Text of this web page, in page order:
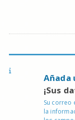
Añada
¡Sus
Su correo
la